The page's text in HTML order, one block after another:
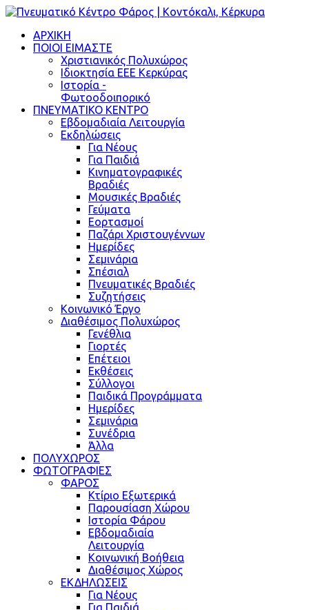
ΑΡΧΙΚΗ
ΠΟΙΟΙ ΕΙΜΑΣΤΕ
Χριστιανικός Πολυχώρος
Ιδιοκτησία ΕΕΕ Κερκύρας
Ιστορία -
Φωτοοδοιπορικό
ΠΝΕΥΜΑΤΙΚΟ ΚΕΝΤΡΟ
Εβδομαδιαία Λειτουργία
Εκδηλώσεις
Για Νέους
Για Παιδιά
Κινηματογραφικές
Βραδιές
Μουσικές Βραδιές
Γεύματα
Εορτασμοί
Παζάρι Χριστουγέννων
Ημερίδες
Σεμινάρια
Σπέσιαλ
Πνευματικές Βραδιές
Συζητήσεις
Κοινωνικό Έργο
Διαθέσιμος Πολυχώρος
Γενέθλια
Γιορτές
Επέτειοι
Εκθέσεις
Σύλλογοι
Παιδικά Προγράμματα
Ημερίδες
Σεμινάρια
Συνέδρια
Άλλα
ΠΟΛΥΧΩΡΟΣ
ΦΩΤΟΓΡΑΦΙΕΣ
ΦΑΡΟΣ
Κτίριο Εξωτερικά
Παρουσίαση Χώρου
Ιστορία Φάρου
Εβδομαδιαία
Λειτουργία
Κοινωνική Βοήθεια
Διαθέσιμος Χώρος
ΕΚΔΗΛΩΣΕΙΣ
Για Νέους
Για Παιδιά